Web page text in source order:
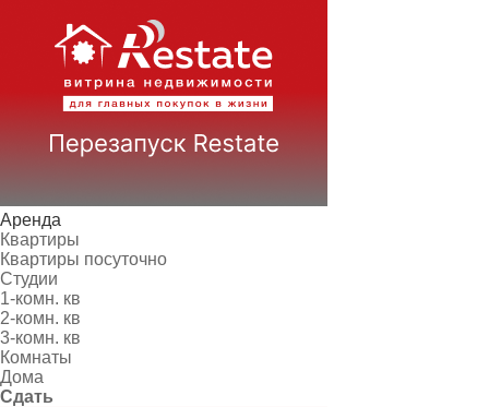
Аренда
Квартиры
Квартиры посуточно
Студии
1-комн. кв
2-комн. кв
3-комн. кв
Комнаты
Дома
Сдать